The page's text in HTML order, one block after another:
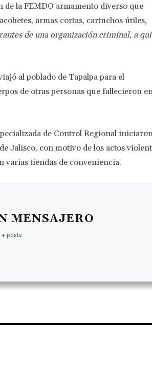
de la FEMDO armamento diverso que
armas cortas, cartuchos útiles,
de una organización criminal, a
al poblado de Tapalpa para el
de otras personas que fallecieron
de Control Regional
Jalisco, con motivo de los actos
varias tiendas de conveniencia.
MENSAJERO
+ posts